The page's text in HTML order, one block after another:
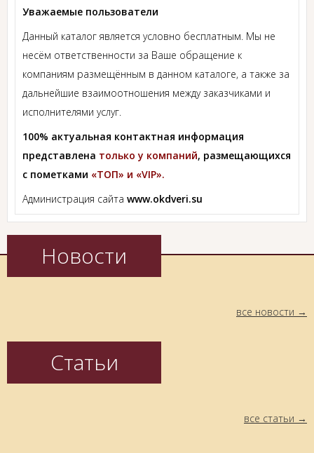
Уважаемые пользователи
Данный каталог является условно бесплатным. Мы не
несём ответственности за Ваше обращение к
компаниям размещённым в данном каталоге, а также за
дальнейшие взаимоотношения между заказчиками и
исполнителями услуг.
100% актуальная контактная информация
представлена только у компаний, размещающихся
с пометками «ТОП» и «VIP».
Администрация сайта www.okdveri.su
Новости
все новости
Статьи
все статьи